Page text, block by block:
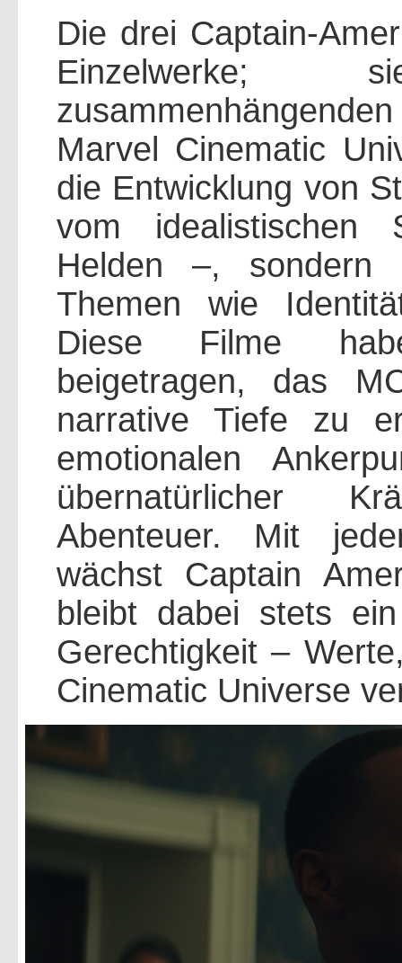
Die drei Captain-
Marvel Cinematic
die Entwicklung von
vom idealistischen
Helden –, sondern
Themen wie
Diese Filme
beigetragen, das
narrative Tiefe zu
emotionalen
übernatürlicher
Abenteuer. Mit
wächst Captain
bleibt dabei stets
Gerechtigkeit –
Cinematic Universe